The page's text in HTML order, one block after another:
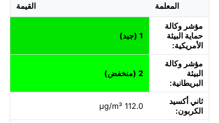
المعلمة القيمة
مؤشر وكالة
حماية البيئة
الأمريكية:
1 (جيد)
مؤشر وكالة
البيئة
البريطانية:
2 (منخفض)
ثاني أكسيد
الكربون:
112.0 µg/m³